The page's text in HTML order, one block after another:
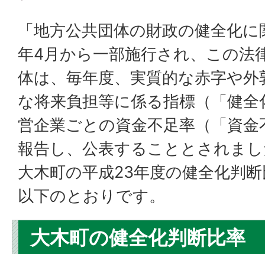
「地方公共団体の財政の健全化
年4月から一部施行され、この法
体は、毎年度、実質的な赤字や
な将来負担等に係る指標（「健
営企業ごとの資金不足率（「資
報告し、公表することとされま
大木町の平成23年度の健全化判
以下のとおりです。
大木町の健全化判断比率